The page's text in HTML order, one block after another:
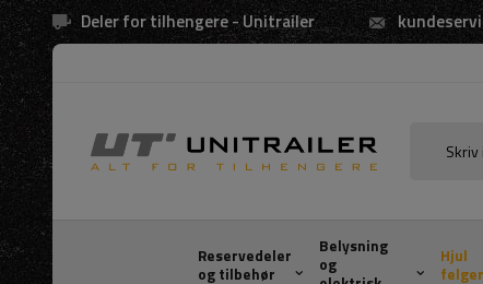
Deler for tilhengere - Unitrailer
Reservedeler
og tilbehør
Belysning
og
Hjul
felger